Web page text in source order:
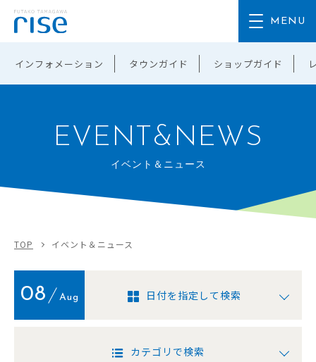
インフォメーション タウンガイド ショップガイド
EVENT&NEWS
イベント＆ニュース
TOP イベント＆ニュース
08 Aug 日付を指定して検索
カテゴリで検索